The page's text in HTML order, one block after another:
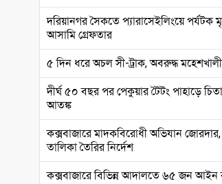
দরিয়ানগর সৈকতে প্যারাসেইলিংয়ে পর্যটক
আসামি গ্রেফতার
৫ দিন ধরে অচল সী-ট্রাক, অবরুদ্ধ
দীর্ঘ ৫০ বছর পর পেকুয়ার টৈটং পাহাড়ে
আতঙ্ক
কক্সবাজারে মাদকবিরোধী অভিযান
তালিকা তৈরির নির্দেশ
কক্সবাজারে বিভিন্ন আদালতে ৬৫ জন আইন